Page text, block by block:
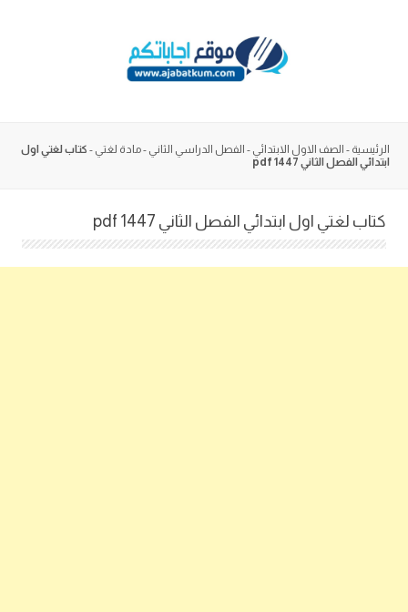
الرئيسية - الصف الاول الابتدائي - الفصل الدراسي الثاني -مادة لغتي - كتاب لغتي اول
ابتدائي الفصل الثاني pdf 1447
كتاب لغتي اول ابتدائي الفصل الثاني pdf 1447